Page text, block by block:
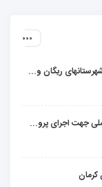
رونمایی از ماشین آلات سنگین راهسازی در شهرستانهای ریگان و گنبکی
تخصیص اعتبارات ارزش افزوده، استانی و ملی جهت اجرای پروژه‌های عمرانی در شهرستان گنبکی
کرمان